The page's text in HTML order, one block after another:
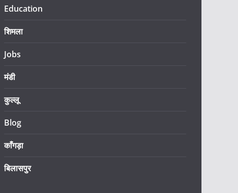
Education
शिमला
Jobs
मंडी
कुल्लू
Blog
काँगड़ा
बिलासपुर